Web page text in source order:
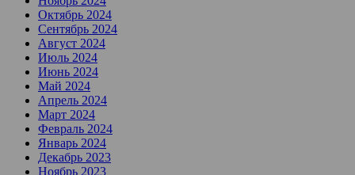
Октябрь 2024
Сентябрь 2024
Август 2024
Июль 2024
Июнь 2024
Май 2024
Апрель 2024
Март 2024
Февраль 2024
Январь 2024
Декабрь 2023
Ноябрь 2023